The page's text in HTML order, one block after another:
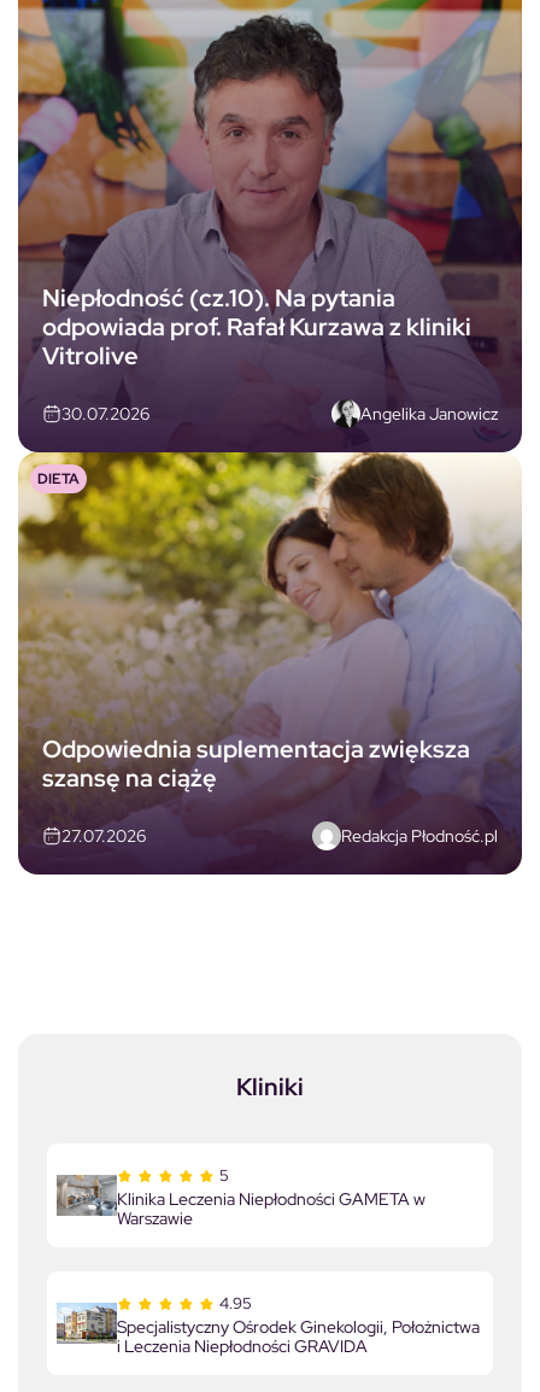
Niepłodność (cz.10). Na pytania
odpowiada prof. Rafał Kurzawa z kliniki
Vitrolive
30.07.2026 Angelika Janowicz
Odpowiednia suplementacja zwiększa
szansę na ciążę
27.07.2026 Redakcja Płodność.pl
DIETA
Kliniki
5
Klinika Leczenia Niepłodności GAMETA w
Warszawie
4.95
Specjalistyczny Ośrodek Ginekologii, Położnictwa
i Leczenia Niepłodności GRAVIDA